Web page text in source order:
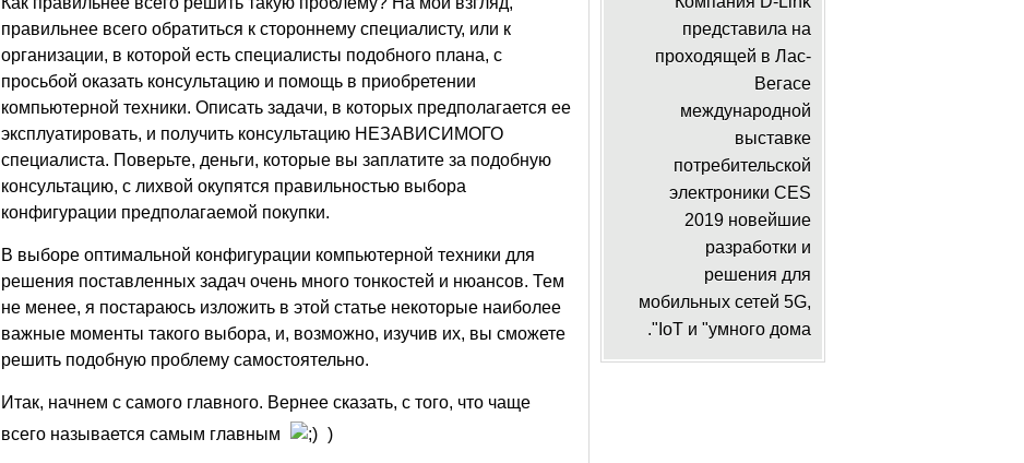
правильнее всего обратиться к стороннему специалисту, или к
организации, в которой есть специалисты подобного плана, с
просьбой оказать консультацию и помощь в приобретении
компьютерной техники. Описать задачи, в которых предполагается ее
эксплуатировать, и получить консультацию НЕЗАВИСИМОГО
специалиста. Поверьте, деньги, которые вы заплатите за подобную
консультацию, с лихвой окупятся правильностью выбора
конфигурации предполагаемой покупки.
В выборе оптимальной конфигурации компьютерной техники для
решения поставленных задач очень много тонкостей и нюансов. Тем
не менее, я постараюсь изложить в этой статье некоторые наиболее
важные моменты такого выбора, и, возможно, изучив их, вы сможете
решить подобную проблему самостоятельно.
Итак, начнем с самого главного. Вернее сказать, с того, что чаще
всего называется самым главным
)
представила на
проходящей в Лас-
Вегасе
международной
выставке
потребительской
электроники CES
2019 новейшие
разработки и
решения для
мобильных сетей 5G,
IoT и "умного дома".